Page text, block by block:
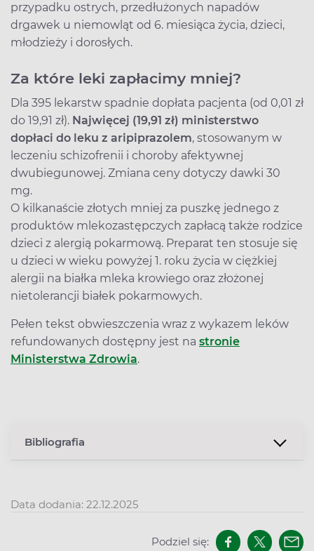
przypadku ostrych, przedłużonych napadów
drgawek u niemowląt od 6. miesiąca życia, dzieci,
młodzieży i dorosłych.
Za które leki zapłacimy mniej?
Dla 395 lekarstw spadnie dopłata pacjenta (od 0,01 zł
do 19,91 zł). Najwięcej (19,91 zł) ministerstwo
dopłaci do leku z aripiprazolem, stosowanym w
leczeniu schizofrenii i choroby afektywnej
dwubiegunowej. Zmiana ceny dotyczy dawki 30
mg.
O kilkanaście złotych mniej za puszkę jednego z
produktów mlekozastępczych zapłacą także rodzice
dzieci z alergią pokarmową. Preparat ten stosuje się
u dzieci w wieku powyżej 1. roku życia w ciężkiej
alergii na białka mleka krowiego oraz złożonej
nietolerancji białek pokarmowych.
Pełen tekst obwieszczenia wraz z wykazem leków
refundowanych dostępny jest na stronie
Ministerstwa Zdrowia.
Bibliografia
Data dodania: 22.12.2025
Podziel się: